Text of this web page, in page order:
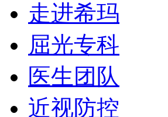
走进希玛
屈光专科
医生团队
近视防控